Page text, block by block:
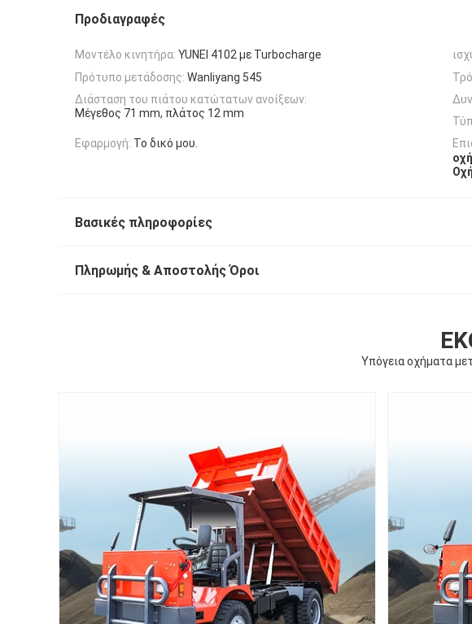
Προδιαγραφές
Μοντέλο κινητήρα: YUNEI 4102 με Turbocharge
Πρότυπο μετάδοσης: Wanliyang 545
Διάσταση του πιάτου κατώτατων ανοίξεων:
Μέγεθος 71 mm, πλάτος 12 mm
Εφαρμογή: Το δικό μου.
Βασικές πληροφορίες
Πληρωμής & Αποστολής Όροι
Υπόγεια οχήματα